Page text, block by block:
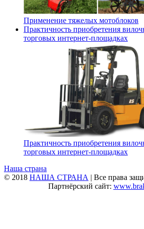
Применение тяжелых мотоблоков
Практичность приобретения
торговых интернет-площадках
Практичность приобретения
торговых интернет-площадках
Наша страна
© 2018 НАША СТРАНА | Все права
Партнёрский сайт: